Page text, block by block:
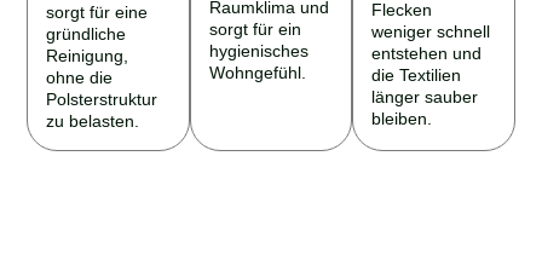
sorgt für eine
gründliche
Reinigung,
ohne die
Polsterstruktur
zu belasten.
sorgt für ein
hygienisches
Wohngefühl.
Flecken
weniger schnell
entstehen und
die Textilien
länger sauber
bleiben.